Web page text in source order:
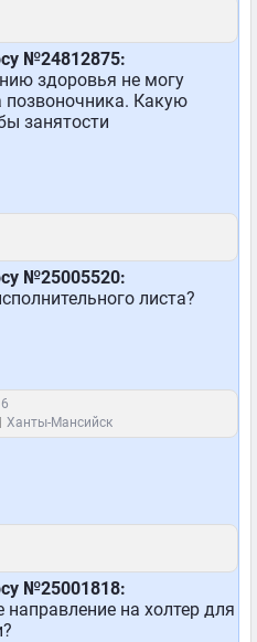
№24812875:
здоровья не могу
позвоночника. Какую
занятости
№25005520:
листа?
Ханты-Мансийск
№25001818:
направление на холтер для